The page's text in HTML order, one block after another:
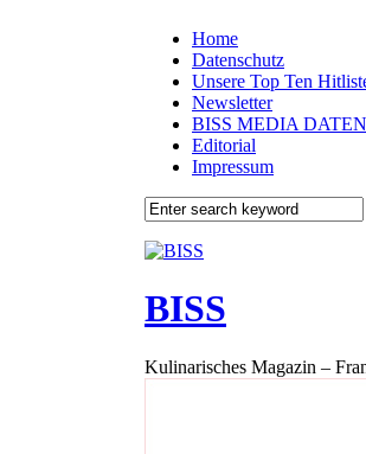
Home
Datenschutz
Unsere Top Ten
Newsletter
BISS MEDIA DATEN
Editorial
Impressum
BISS
Kulinarisches Magazin –